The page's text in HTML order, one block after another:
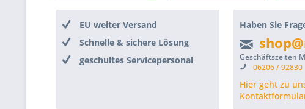
EU weiter Versand
Schnelle & sichere Lösung
geschultes Servicepersonal
Haben Sie
Geschäftszeiten
06206 / 92830
Hier geht zu